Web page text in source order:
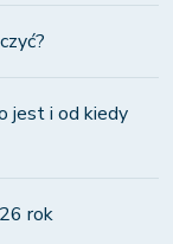
jest i od kiedy
rok